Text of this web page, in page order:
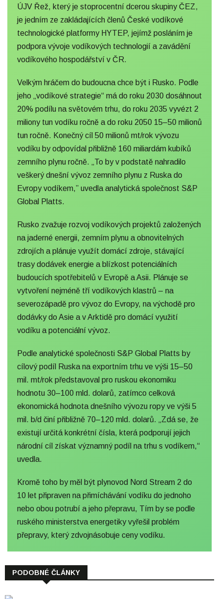
ÚJV Řež, který je stoprocentní dcerou skupiny ČEZ,
je jedním ze zakládajících členů České vodíkové
technologické platformy HYTEP, jejímž posláním je
podpora vývoje vodíkových technologií a zavádění
vodíkového hospodářství v ČR.
Velkým hráčem do budoucna chce být i Rusko. Podle
jeho „vodíkové strategie“ má do roku 2030 dosáhnout
20% podílu na světovém trhu, do roku 2035 vyvézt 2
miliony tun vodíku ročně a do roku 2050 15–50 milionů
tun ročně. Konečný cíl 50 milionů mt/rok vývozu
vodíku by odpovídal přibližně 160 miliardám kubíků
zemního plynu ročně. „To by v podstatě nahradilo
veškerý dnešní vývoz zemního plynu z Ruska do
Evropy vodíkem,” uvedla analytická společnost S&P
Global Platts.
Rusko zvažuje rozvoj vodíkových projektů založených
na jaderné energii, zemním plynu a obnovitelných
zdrojích a plánuje využít domácí zdroje, stávající
trasy dodávek energie a blízkost potenciálních
budoucích spotřebitelů v Evropě a Asii. Plánuje se
vytvoření nejméně tří vodíkových klastrů – na
severozápadě pro vývoz do Evropy, na východě pro
dodávky do Asie a v Arktidě pro domácí využití
vodíku a potenciální vývoz.
Podle analytické společnosti S&P Global Platts by
cílový podíl Ruska na exportním trhu ve výši 15–50
mil. mt/rok představoval pro ruskou ekonomiku
hodnotu 30–100 mld. dolarů, zatímco celková
ekonomická hodnota dnešního vývozu ropy ve výši 5
mil. b/d činí přibližně 70–120 mld. dolarů. „Zdá se, že
existují určitá konkrétní čísla, která podporují jejich
národní cíl získat významný podíl na trhu s vodíkem,“
uvedla.
Kromě toho by měl být plynovod Nord Stream 2 do
10 let připraven na přimíchávání vodíku do jednoho
nebo obou potrubí a jeho přepravu, Tím by se podle
ruského ministerstva energetiky vyřešil problém
přepravy, který zdvojnásobuje ceny vodíku.
PODOBNÉ ČLÁNKY